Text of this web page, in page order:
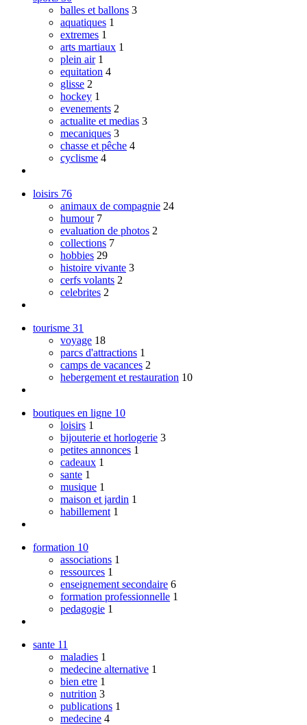
balles et ballons 3
aquatiques 1
extremes 1
arts martiaux 1
plein air 1
equitation 4
glisse 2
hockey 1
evenements 2
actualite et medias 3
mecaniques 3
chasse et pêche 4
cyclisme 4
loisirs 76
animaux de compagnie 24
humour 7
evaluation de photos 2
collections 7
hobbies 29
histoire vivante 3
cerfs volants 2
celebrites 2
tourisme 31
voyage 18
parcs d'attractions 1
camps de vacances 2
hebergement et restauration 10
boutiques en ligne 10
loisirs 1
bijouterie et horlogerie 3
petites annonces 1
cadeaux 1
sante 1
musique 1
maison et jardin 1
habillement 1
formation 10
associations 1
ressources 1
enseignement secondaire 6
formation professionnelle 1
pedagogie 1
sante 11
maladies 1
medecine alternative 1
bien etre 1
nutrition 3
publications 1
medecine 4